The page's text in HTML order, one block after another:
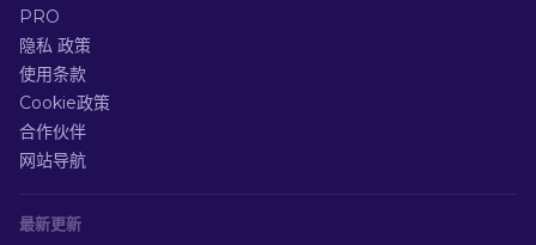
PRO
隐私 政策
使用条款
Cookie政策
合作伙伴
网站导航
最新更新